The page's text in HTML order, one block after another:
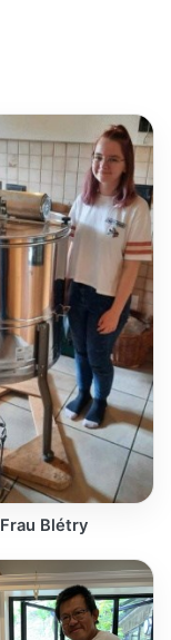
Frau Blétry